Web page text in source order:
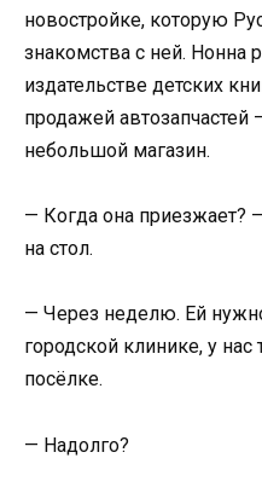
новостройке, которую
знакомства с ней. Нонна
издательстве детских
продажей автозапчастей
небольшой магазин.
— Когда она приезжает?
на стол.
— Через неделю. Ей
городской клинике, у
посёлке.
— Надолго?